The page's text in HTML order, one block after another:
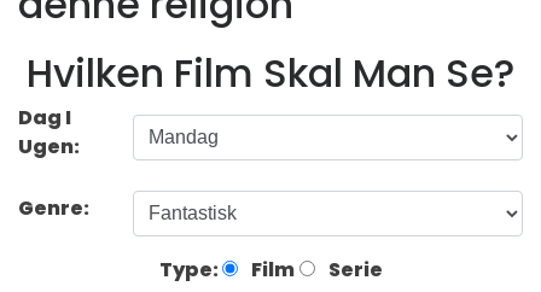
Hvilken Film Skal Man Se?
Dag I
Ugen:
Genre:
Type: Film Serie